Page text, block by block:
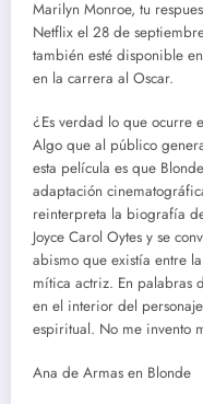
Marilyn Monroe, tu
Netflix el 28 de
también esté disponible
en la carrera al Oscar.
¿Es verdad lo que ocurre
Algo que al público
esta película es que
adaptación
reinterpreta la biografía
Joyce Carol Oytes y se
abismo que existía entre
mítica actriz. En palabras
en el interior del
espiritual. No me invento
Ana de Armas en Blonde